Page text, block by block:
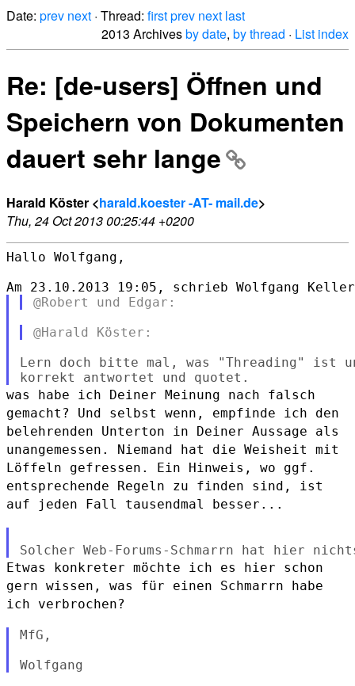
Date: prev next · Thread: firstprev next last
2013 Archivesby date, by thread · List index
Re: [de-users] Öffnen und
Speichern von Dokumenten
dauert sehr lange
Harald Köster <harald.koester -AT- mail.de>
Thu, 24 Oct 2013 00:25:44 +0200
Hallo Wolfgang,
Lern doch bitte mal, was "Threading" ist
was habe ich Deiner Meinung nach falsch
gemacht? Und selbst wenn, empfinde ich den
belehrenden Unterton in Deiner Aussage als
unangemessen. Niemand hat die Weisheit mit
Löffeln gefressen. Ein Hinweis, wo ggf.
entsprechende Regeln zu finden sind, ist
auf jeden Fall tausendmal besser...
Etwas konkreter möchte ich es hier schon
gern wissen, was für einen Schmarrn habe
ich verbrochen?
MfG,